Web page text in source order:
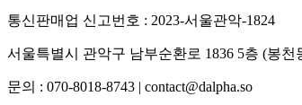
통신판매업 신고번호 : 2023-서울관악-1824
서울특별시 관악구 남부순환로 1836 5층 (봉천
문의 : 070-8018-8743 | contact@dalpha.so